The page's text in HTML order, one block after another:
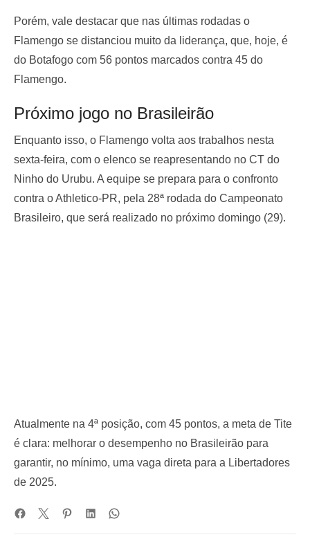
Porém, vale destacar que nas últimas rodadas o
Flamengo se distanciou muito da liderança, que, hoje, é
do Botafogo com 56 pontos marcados contra 45 do
Flamengo.
Próximo jogo no Brasileirão
Enquanto isso, o Flamengo volta aos trabalhos nesta
sexta-feira, com o elenco se reapresentando no CT do
Ninho do Urubu. A equipe se prepara para o confronto
contra o Athletico-PR, pela 28ª rodada do Campeonato
Brasileiro, que será realizado no próximo domingo (29).
Atualmente na 4ª posição, com 45 pontos, a meta de Tite
é clara: melhorar o desempenho no Brasileirão para
garantir, no mínimo, uma vaga direta para a Libertadores
de 2025.